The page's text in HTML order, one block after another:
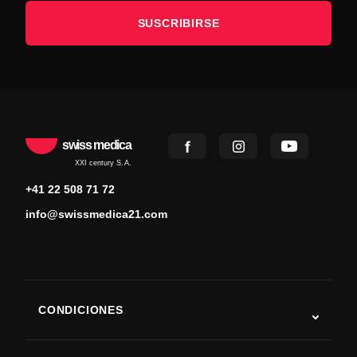
SUSCRIBIRSE
swiss medica
XXI century S.A.
+41 22 508 71 72
info@swissmedica21.com
CONDICIONES